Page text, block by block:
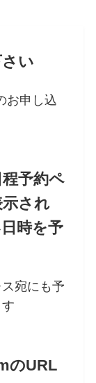
い
お申し込
予約ペ
され
時を予
宛にも予
のURL